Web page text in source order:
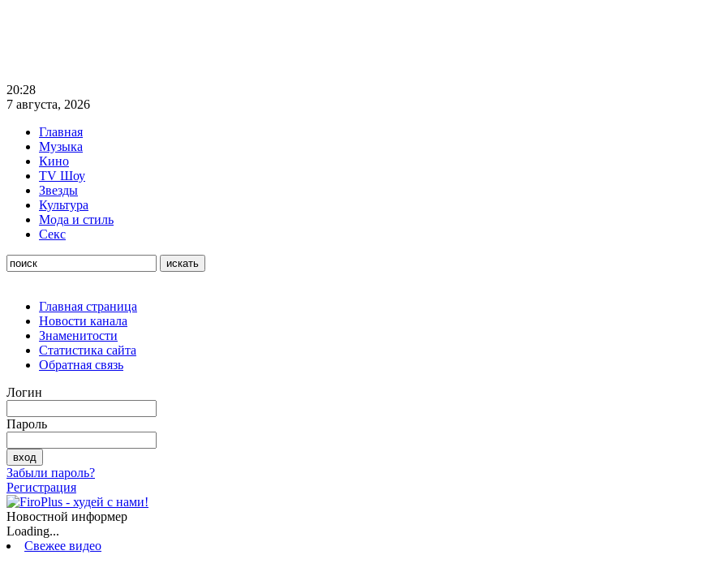
20:28
7 августа, 2026
Главная
Музыка
Кино
TV Шоу
Звезды
Культура
Мода и стиль
Секс
Главная страница
Новости канала
Знаменитости
Статистика сайта
Обратная связь
Логин
Пароль
Забыли пароль?
Регистрация
Новостной информер
Loading...
Свежее видео